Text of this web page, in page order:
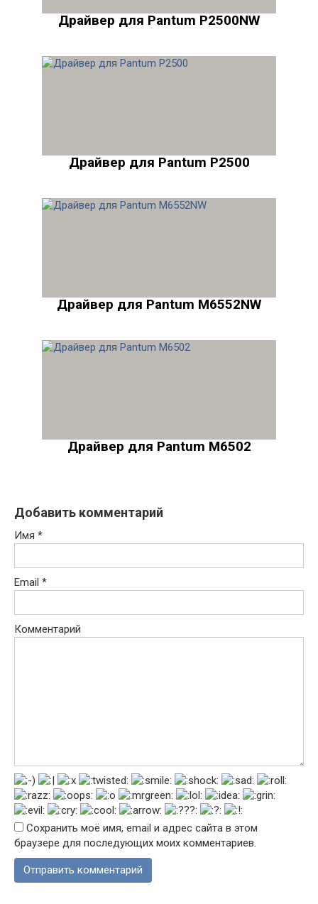
Драйвер для Pantum P2500NW
Драйвер для Pantum P2500
Драйвер для Pantum M6552NW
Драйвер для Pantum M6502
Добавить комментарий
Имя *
Email *
Комментарий
Сохранить моё имя, email и адрес сайта в этом
браузере для последующих моих комментариев.